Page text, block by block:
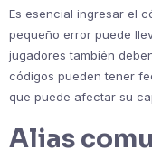
Es esencial ingresar el
pequeño error puede
jugadores también
códigos pueden tener
que puede afectar su
Alias